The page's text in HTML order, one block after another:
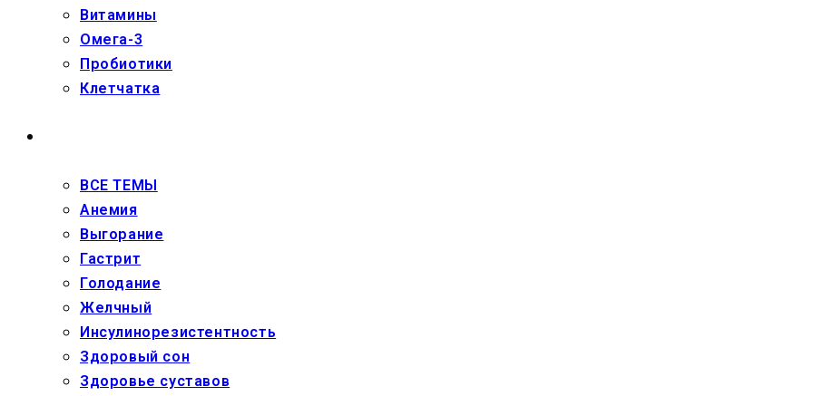
Витамины
Омега-3
Пробиотики
Клетчатка
ВСЕ ТЕМЫ
Анемия
Выгорание
Гастрит
Голодание
Желчный
Инсулинорезистентность
Здоровый сон
Здоровье суставов